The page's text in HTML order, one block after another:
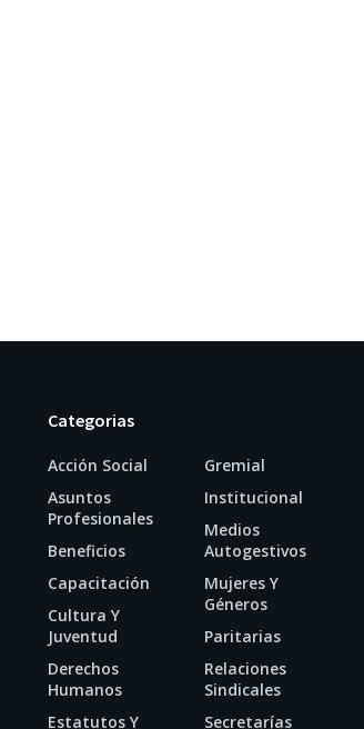
Categorias
Acción Social
Asuntos
Profesionales
Beneficios
Capacitación
Cultura Y
Juventud
Derechos
Humanos
Estatutos Y
Gremial
Institucional
Medios
Autogestivos
Mujeres Y
Géneros
Paritarias
Relaciones
Sindicales
Secretarías